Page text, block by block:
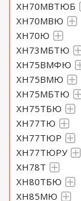
ХН70МВТЮБ
ХН70МВЮ
ХН70Ю
ХН73МБТЮ
ХН75ВМФЮ
ХН75ВМЮ
ХН75МБТЮ
ХН75ТБЮ
ХН77ТЮ
ХН77ТЮР
ХН77ТЮРУ
ХН78Т
ХН80ТБЮ
ХН85МЮ